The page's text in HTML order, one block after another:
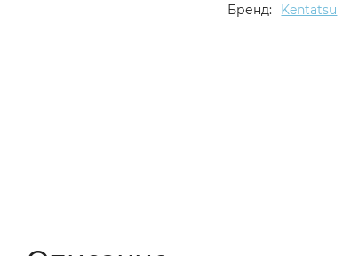
Бренд: Kentatsu